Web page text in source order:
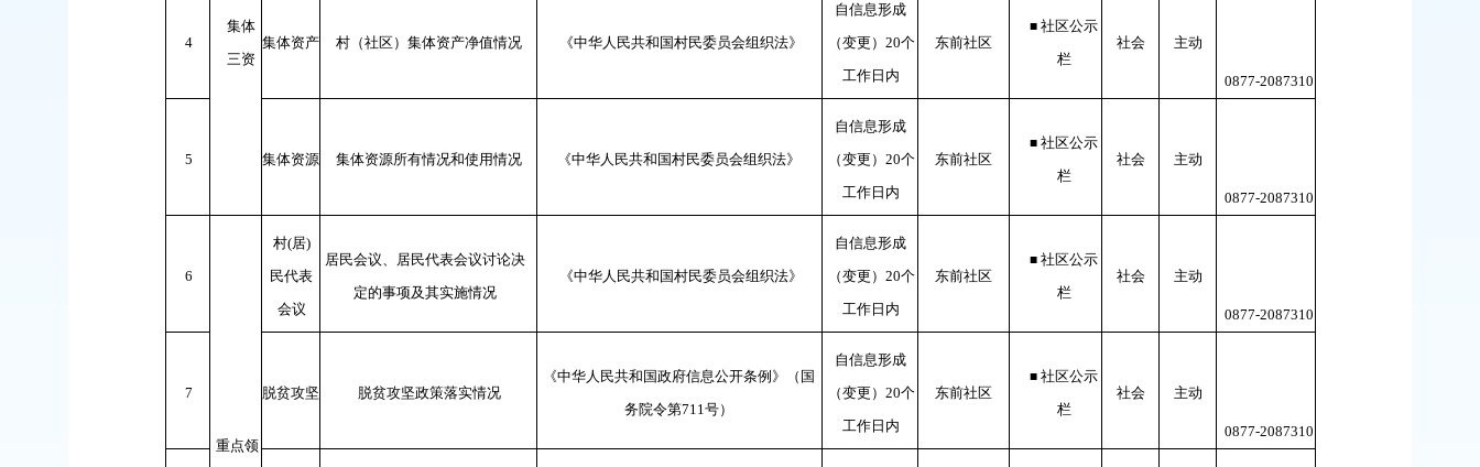
集体
三资
4 集体资产 村（社区）集体资产净值情况 《中华人民共和国村民委员会组织法》
自信息形成
（变更） 20个
工作日内
东前社区
■ 社区公示
栏
社会 主动
0877-2087310
5 集体资源 集体资源所有情况和使用情况 《中华人民共和国村民委员会组织法》
自信息形成
（变更） 20个
工作日内
东前社区
■ 社区公示
栏
社会 主动
0877-2087310
6
重点领
村(居)
民代表
会议
居民会议、居民代表会议讨论决
定的事项及其实施情况
《中华人民共和国村民委员会组织法》
自信息形成
（变更） 20个
工作日内
东前社区
■ 社区公示
栏
社会 主动
0877-2087310
7 脱贫攻坚 脱贫攻坚政策落实情况
《中华人民共和国政府信息公开条例》（国
务院令第711号）
自信息形成
（变更） 20个
工作日内
东前社区
■ 社区公示
栏
社会 主动
0877-2087310